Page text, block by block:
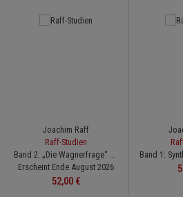
Joachim Raff
Raff-Studien
Band 2: „Die Wagnerfrage“ – Joachim Raffs Auseinandersetzung mit Richard Wagner in Weimar (1850–1856)
Erscheint Ende August 2026
Regulärer Preis:
52,00 €